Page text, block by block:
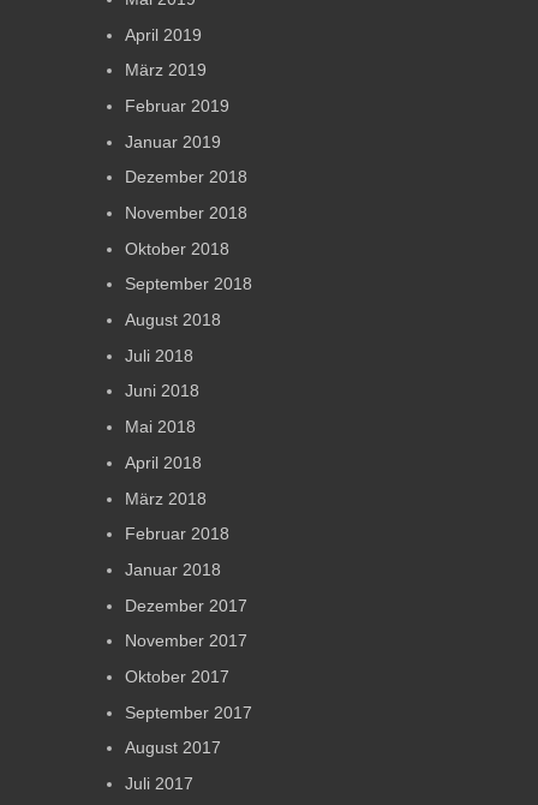
April 2019
März 2019
Februar 2019
Januar 2019
Dezember 2018
November 2018
Oktober 2018
September 2018
August 2018
Juli 2018
Juni 2018
Mai 2018
April 2018
März 2018
Februar 2018
Januar 2018
Dezember 2017
November 2017
Oktober 2017
September 2017
August 2017
Juli 2017